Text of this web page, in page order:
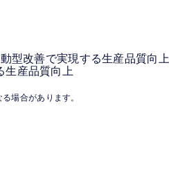
型改善で実現する生産品質向上
生産品質向上
場合があります。